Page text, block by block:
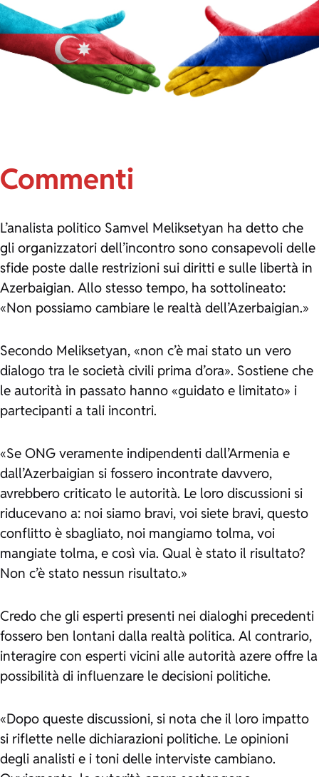
Commenti
L’analista politico Samvel Meliksetyan ha detto che
gli organizzatori dell’incontro sono consapevoli delle
sfide poste dalle restrizioni sui diritti e sulle libertà in
Azerbaigian. Allo stesso tempo, ha sottolineato:
«Non possiamo cambiare le realtà dell’Azerbaigian.»
Secondo Meliksetyan, «non c’è mai stato un vero
dialogo tra le società civili prima d’ora». Sostiene che
le autorità in passato hanno «guidato e limitato» i
partecipanti a tali incontri.
«Se ONG veramente indipendenti dall’Armenia e
dall’Azerbaigian si fossero incontrate davvero,
avrebbero criticato le autorità. Le loro discussioni si
riducevano a: noi siamo bravi, voi siete bravi, questo
conflitto è sbagliato, noi mangiamo tolma, voi
mangiate tolma, e così via. Qual è stato il risultato?
Non c’è stato nessun risultato.»
Credo che gli esperti presenti nei dialoghi precedenti
fossero ben lontani dalla realtà politica. Al contrario,
interagire con esperti vicini alle autorità azere offre la
possibilità di influenzare le decisioni politiche.
«Dopo queste discussioni, si nota che il loro impatto
si riflette nelle dichiarazioni politiche. Le opinioni
degli analisti e i toni delle interviste cambiano.